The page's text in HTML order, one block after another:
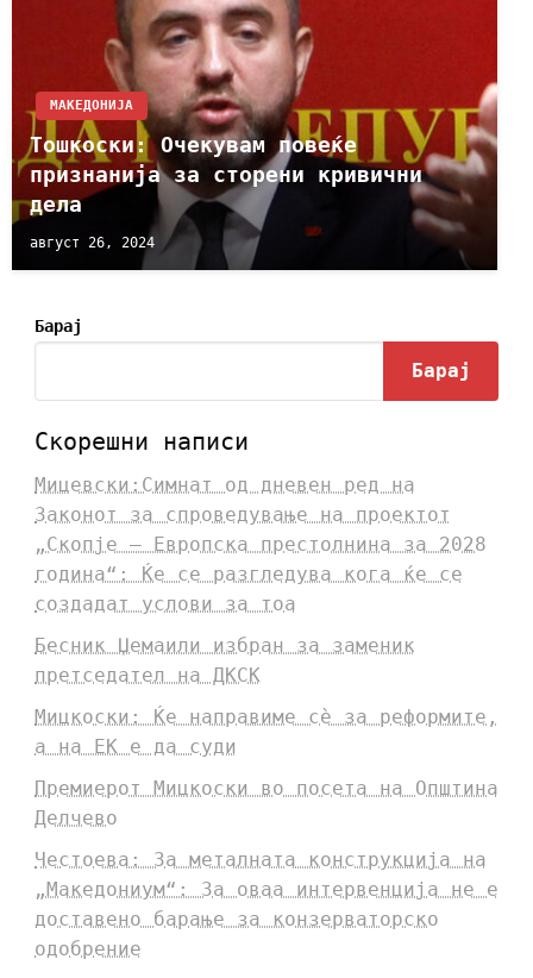
МАКЕДОНИЈА
Тошкоски: Oчекувам повеќе
признанија за сторени кривични
дела
август 26, 2024
Барај
Барај
Скорешни написи
Мицевски:Симнат од дневен ред на
Законот за спроведување на проектот
„Скопје – Европска престолнина за 2028
година“: Ќе се разгледува кога ќе се
создадат услови за тоа
Бесник Џемаили избран за заменик
претседател на ДКСК
Мицкоски: Ќе направиме сè за реформите,
а на ЕК е да суди
Премиерот Мицкоски во посета на Општина
Делчево
Честоева: За металната конструкција на
„Македониум“: За оваа интервенција не е
доставено барање за конзерваторско
одобрение